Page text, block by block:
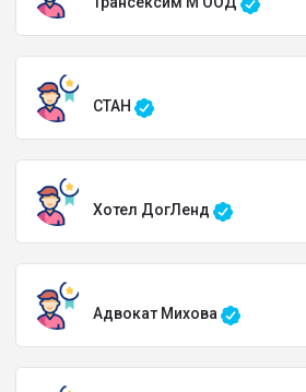
СТАН
Хотел ДогЛенд
Адвокат Михова